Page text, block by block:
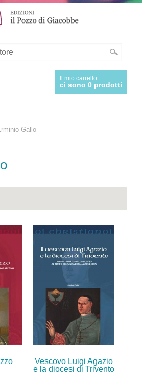
Il mio carrello
ci sono 0 prodotti
Gallo
Vescovo Luigi Agazio
e la diocesi di Trivento